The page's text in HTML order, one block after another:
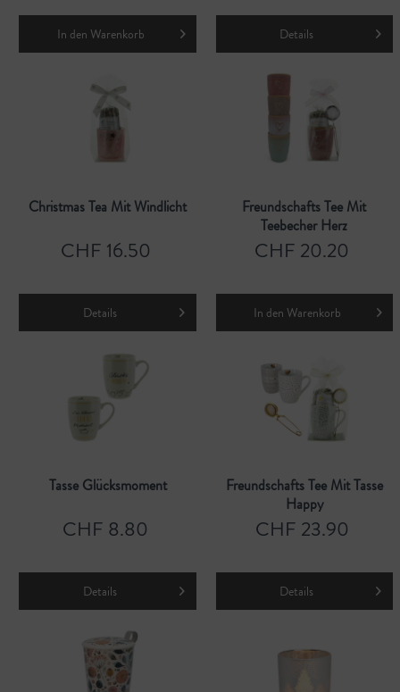
In den Warenkorb Details
Christmas Tea Mit Windlicht
CHF 16.50
Details
Freundschafts Tee Mit
Teebecher Herz
CHF 20.20
In den Warenkorb
Tasse Glücksmoment
CHF 8.80
Details
Freundschafts Tee Mit Tasse
Happy
CHF 23.90
Details